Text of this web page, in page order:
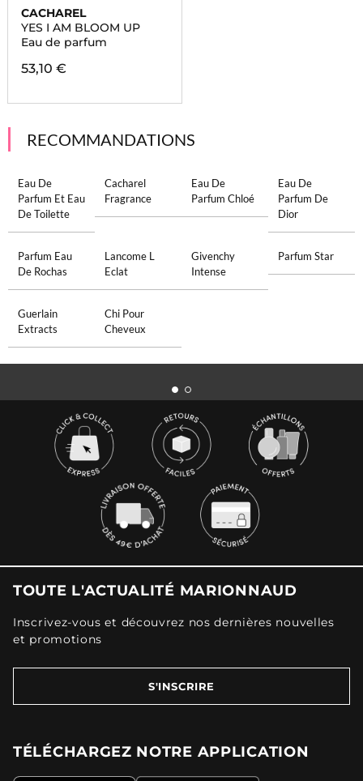
CACHAREL
YES I AM BLOOM UP
Eau de parfum
53,10 €
RECOMMANDATIONS
Eau De
Parfum Et Eau
De Toilette
Cacharel
Fragrance
Eau De
Parfum Chloé
Eau De
Parfum De
Dior
Parfum Eau
De Rochas
Lancome L
Eclat
Givenchy
Intense
Parfum Star
Guerlain
Extracts
Chi Pour
Cheveux
TOUTE L'ACTUALITÉ MARIONNAUD
Inscrivez-vous et découvrez nos dernières nouvelles
et promotions
S'INSCRIRE
TÉLÉCHARGEZ NOTRE APPLICATION